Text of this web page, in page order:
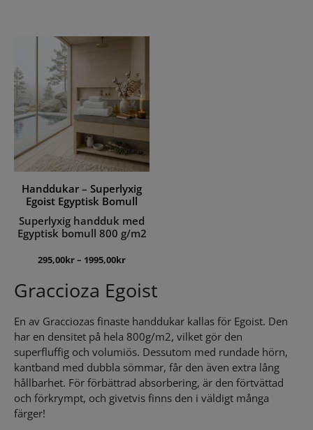
Handdukar – Superlyxig
Egoist Egyptisk Bomull
Superlyxig handduk med
Egyptisk bomull 800 g/m2
295,00kr– 1995,00kr
Graccioza Egoist
En av Gracciozas finaste handdukar kallas för Egoist. Den
har en densitet på hela 800g/m2, vilket gör den
superfluffig och volumiös. Dessutom med rundade hörn,
kantband med dubbla sömmar, får den även extra lång
hållbarhet. För förbättrad absorbering, är den förtvättad
och förkrympt, och givetvis finns den i väldigt många
färger!